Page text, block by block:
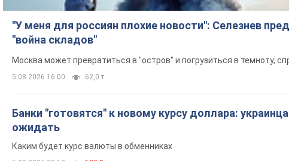
"У меня для россиян плохие новости": Селезнев
"война складов"
Москва может превратиться в "остров" и погрузиться в темноту,
5.08.2026 16:00 62,0 т.
Банки "готовятся" к новому курсу доллара:
ожидать
Каким будет курс валюты в обменниках